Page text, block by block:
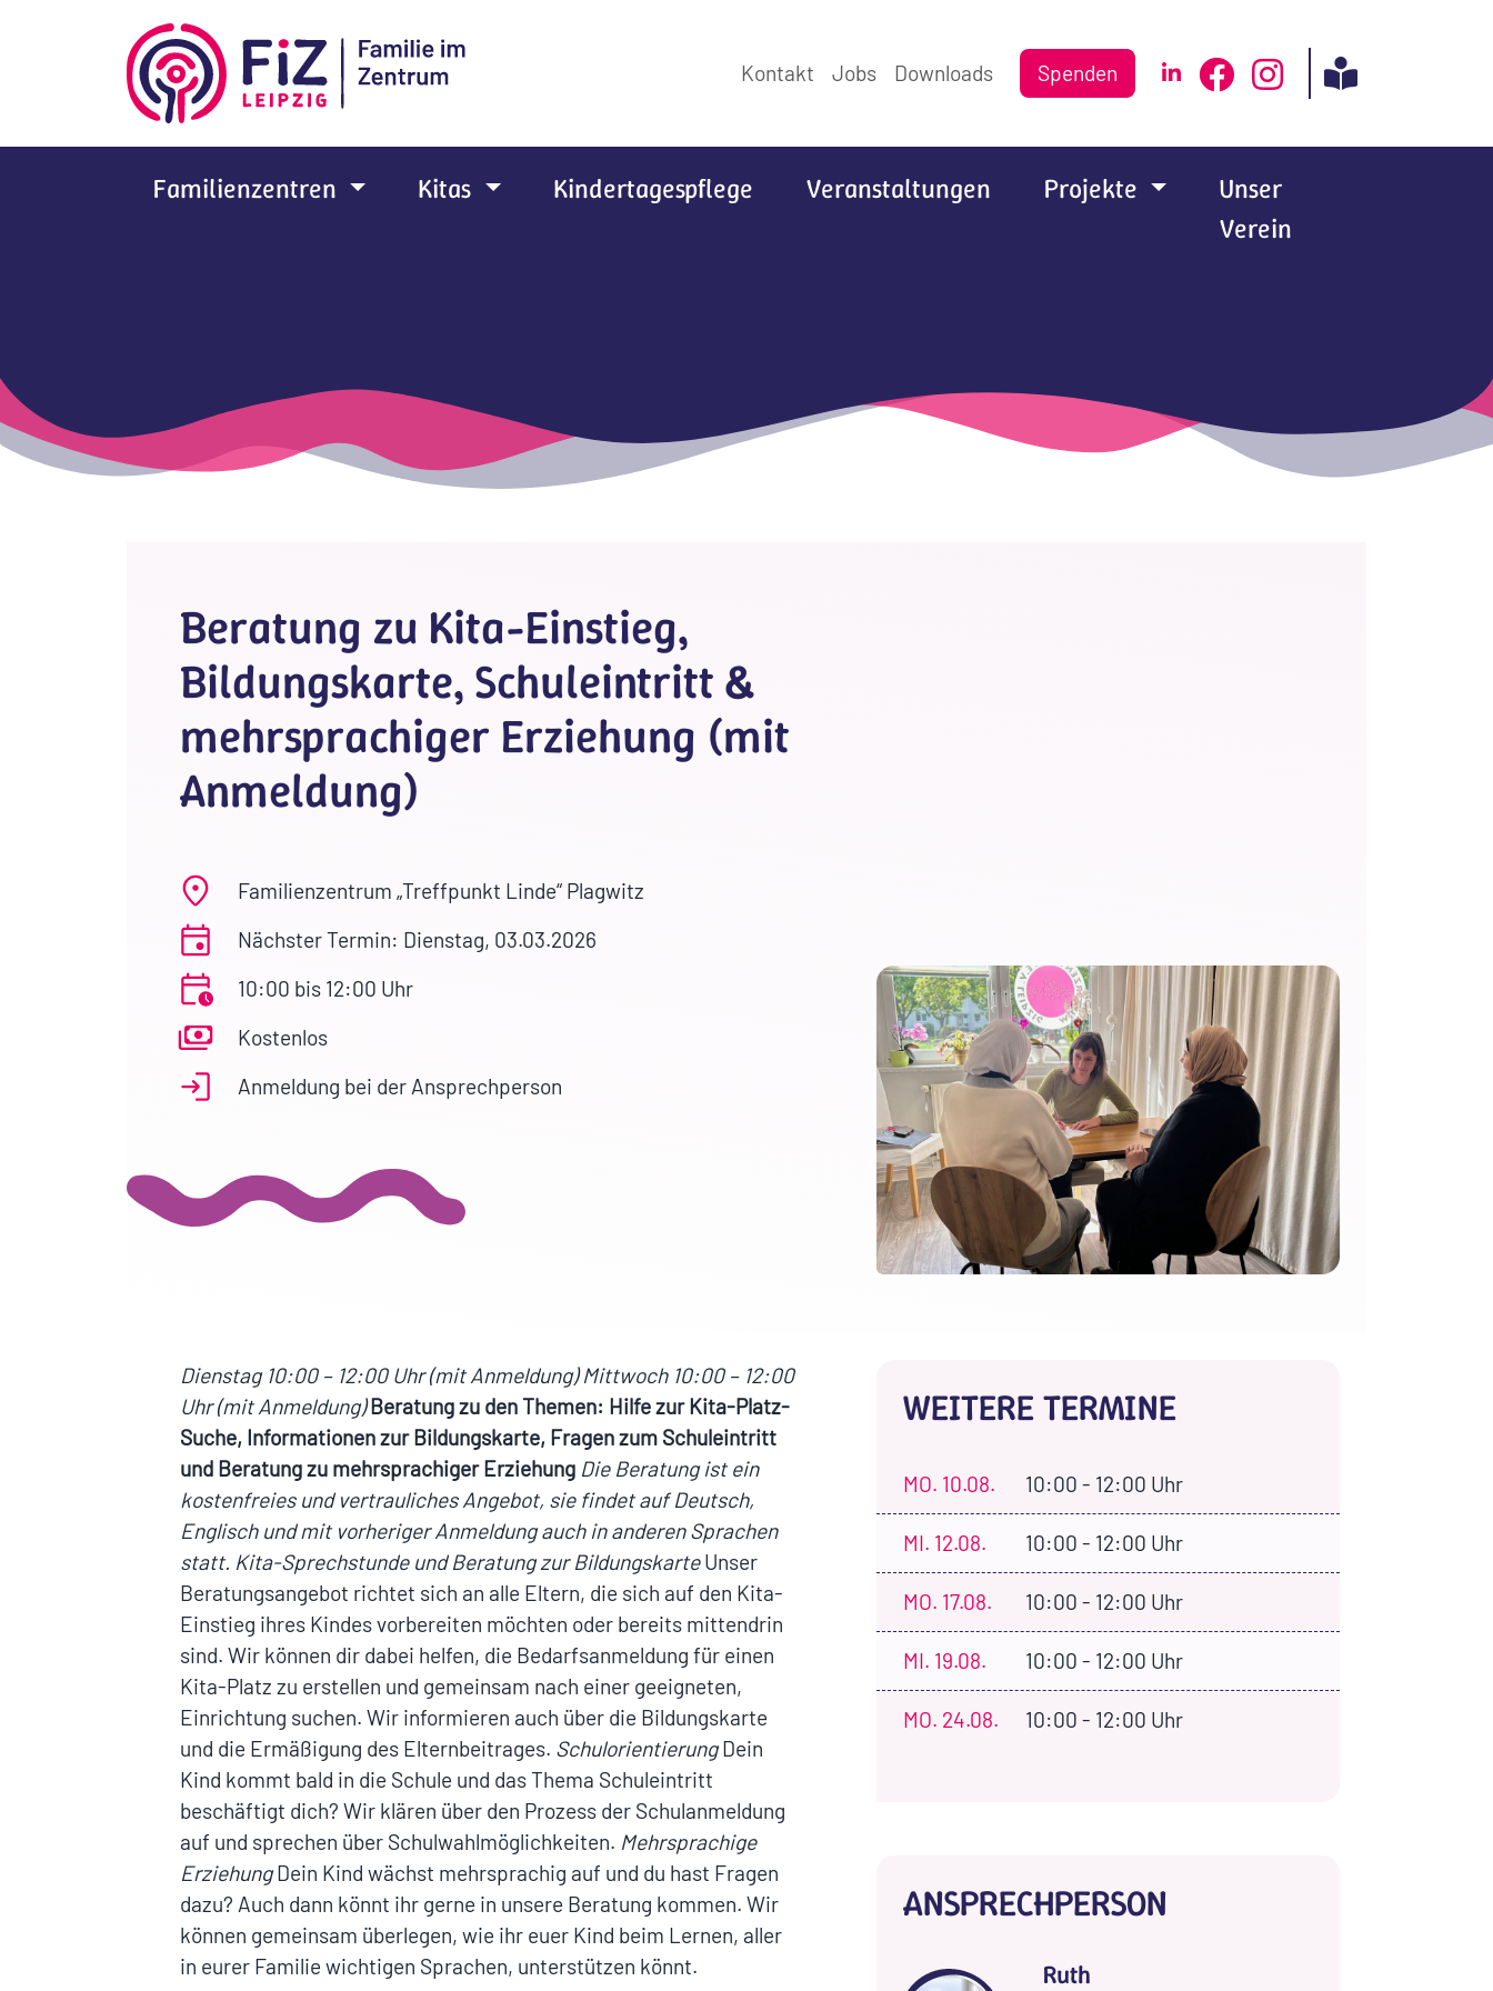
Kontakt Jobs Downloads Spenden
Familienzentren Kitas Kindertagespflege Veranstaltungen Projekte
Unser
Verein
Beratung zu Kita-Einstieg,
Bildungskarte, Schuleintritt &
mehrsprachiger Erziehung (mit
Anmeldung)
Familienzentrum „Treffpunkt Linde“ Plagwitz
Nächster Termin: Dienstag, 03.03.2026
10:00 bis 12:00 Uhr
Kostenlos
Anmeldung bei der Ansprechperson
Dienstag 10:00 – 12:00 Uhr (mit Anmeldung) Mittwoch 10:00 – 12:00
Uhr (mit Anmeldung) Beratung zu den Themen: Hilfe zur Kita-Platz-
Suche, Informationen zur Bildungskarte, Fragen zum Schuleintritt
und Beratung zu mehrsprachiger Erziehung Die Beratung ist ein
kostenfreies und vertrauliches Angebot, sie findet auf Deutsch,
Englisch und mit vorheriger Anmeldung auch in anderen Sprachen
statt. Kita-Sprechstunde und Beratung zur BildungskarteUnser
Beratungsangebot richtet sich an alle Eltern, die sich auf den Kita-
Einstieg ihres Kindes vorbereiten möchten oder bereits mittendrin
sind. Wir können dir dabei helfen, die Bedarfsanmeldung für einen
Kita-Platz zu erstellen und gemeinsam nach einer geeigneten,
Einrichtung suchen. Wir informieren auch über die Bildungskarte
und die Ermäßigung des Elternbeitrages. SchulorientierungDein
Kind kommt bald in die Schule und das Thema Schuleintritt
beschäftigt dich? Wir klären über den Prozess der Schulanmeldung
auf und sprechen über Schulwahlmöglichkeiten. Mehrsprachige
ErziehungDein Kind wächst mehrsprachig auf und du hast Fragen
dazu? Auch dann könnt ihr gerne in unsere Beratung kommen. Wir
können gemeinsam überlegen, wie ihr euer Kind beim Lernen, aller
in eurer Familie wichtigen Sprachen, unterstützen könnt.
WEITERE TERMINE
MO. 10.08. 10:00 - 12:00 Uhr
MI. 12.08. 10:00 - 12:00 Uhr
MO. 17.08. 10:00 - 12:00 Uhr
MI. 19.08. 10:00 - 12:00 Uhr
MO. 24.08. 10:00 - 12:00 Uhr
ANSPRECHPERSON
Ruth